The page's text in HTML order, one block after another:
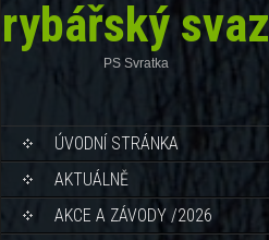
rybářský svaz
PS Svratka
ÚVODNÍ STRÁNKA
AKTUÁLNĚ
AKCE A ZÁVODY /2026